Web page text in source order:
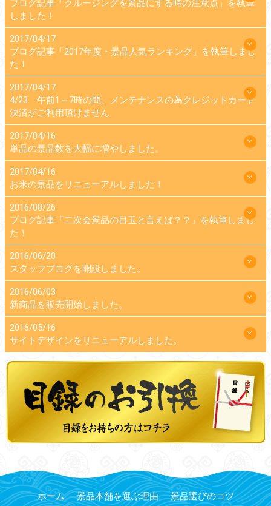
ブログ記事「クルージングを景品にする時の注意点」を執筆
しました！
2017/04/17
ブログ記事「2017年度・景品人気ランキング」を執筆しまし
た！
2017/04/17
4/23 午前1～7時の間、メンテナンスの為クレジットカード
決済がご利用頂けません
2017/04/16
単品の景品数を大幅に増やしました。
2017/04/16
お米の景品をリニューアルしました！
2016/08/26
ブログ記事「二次会景品の目玉と言えば？？」を執筆しまし
た！
2016/06/20
スタッフブログを開設しました。
2016/06/03
新商品を販売開始しました。
2016/05/16
サイトデザインをリニューアルしました。
ホーム 景品本舗を選ぶ理由 景品選びのコツ